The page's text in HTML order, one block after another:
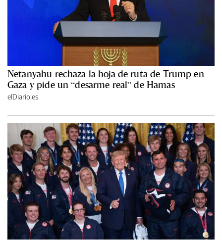
Netanyahu rechaza la hoja de ruta de Trump en
Gaza y pide un “desarme real” de Hamas
elDiario.es